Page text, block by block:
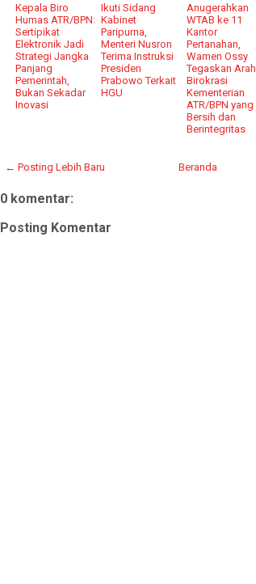
Kepala Biro
Humas ATR/BPN:
Sertipikat
Elektronik Jadi
Strategi Jangka
Panjang
Pemerintah,
Bukan Sekadar
Inovasi
Ikuti Sidang
Kabinet
Paripurna,
Menteri Nusron
Terima Instruksi
Presiden
Prabowo Terkait
HGU
Anugerahkan
WTAB ke 11
Kantor
Pertanahan,
Wamen Ossy
Tegaskan Arah
Birokrasi
Kementerian
ATR/BPN yang
Bersih dan
Berintegritas
← Posting Lebih Baru Beranda
0 komentar:
Posting Komentar